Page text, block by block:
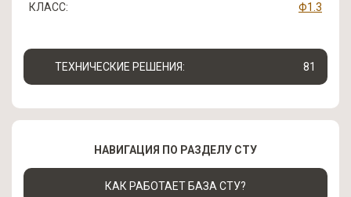
КЛАСС: Ф1.3
ТЕХНИЧЕСКИЕ РЕШЕНИЯ: 81
НАВИГАЦИЯ ПО РАЗДЕЛУ СТУ
КАК РАБОТАЕТ БАЗА СТУ?